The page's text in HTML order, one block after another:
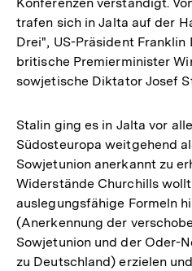
Konferenzen verständigt.
trafen sich in Jalta auf der
Drei", US-Präsident Franklin
britische Premierminister
sowjetische Diktator Josef
Stalin ging es in Jalta vor
Südosteuropa weitgehend
Sowjetunion anerkannt zu
Widerstände Churchills
auslegungsfähige Formeln
(Anerkennung der
Sowjetunion und der Oder-
zu Deutschland) erzielen